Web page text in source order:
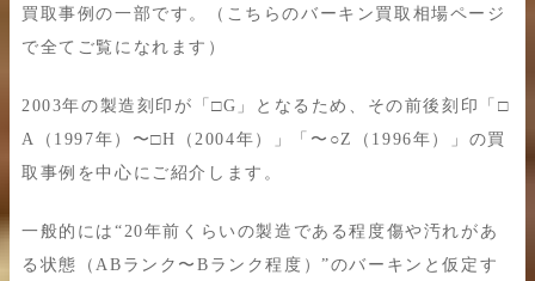
買取事例の一部です。（こちらのバーキン買取相場ページ
で全てご覧になれます）
2003年の製造刻印が「□G」となるため、その前後刻印「□
A（1997年）〜□H（2004年）」「〜○Z（1996年）」の買
取事例を中心にご紹介します。
一般的には“20年前くらいの製造である程度傷や汚れがあ
る状態（ABランク〜Bランク程度）”のバーキンと仮定す